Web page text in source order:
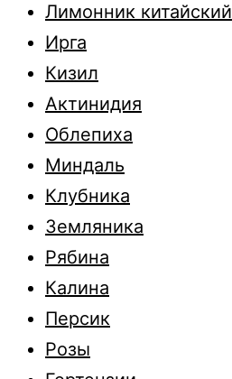
Лимонник китайский
Ирга
Кизил
Актинидия
Облепиха
Миндаль
Клубника
Земляника
Рябина
Калина
Персик
Розы